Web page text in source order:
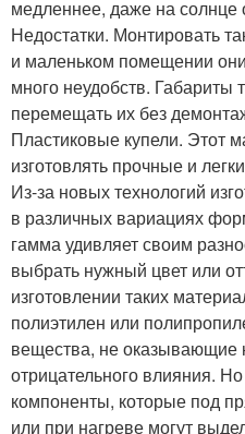
медленнее, даже на солнце
Недостатки. Монтировать
и маленьком помещении
много неудобств. Габариты
перемещать их без
Пластиковые купели. Этот
изготовлять прочные и
Из-за новых технологий
в различных вариациях
гамма удивляет своим
выбрать нужный цвет или
изготовлении таких
полиэтилен или
вещества, не оказывающие
отрицательного влияния.
компоненты, которые под
или при нагреве могут